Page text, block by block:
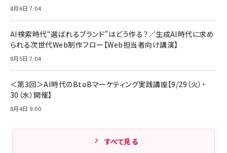
8月6日 7:04
AI検索時代“選ばれるブランド”はどう作る？／生成AI時代に求め
られる次世代Web制作フロー【Web担当者向け講演】
8月5日 7:04
＜第3回＞AI時代のBtoBマーケティング実践講座【9/29（火）・
30（水）開催】
8月4日 9:00
すべて見る